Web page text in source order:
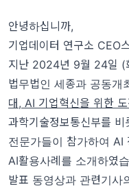
안녕하십니까,
기업데이터 연구소 CEO
지난 2024년 9월 24일 (
법무법인 세종과 공동개
대, AI 기업혁신을 위한
과학기술정보통신부를
전문가들이 참가하여 AI
AI활용사례를 소개하였
발표 동영상과 관련기사